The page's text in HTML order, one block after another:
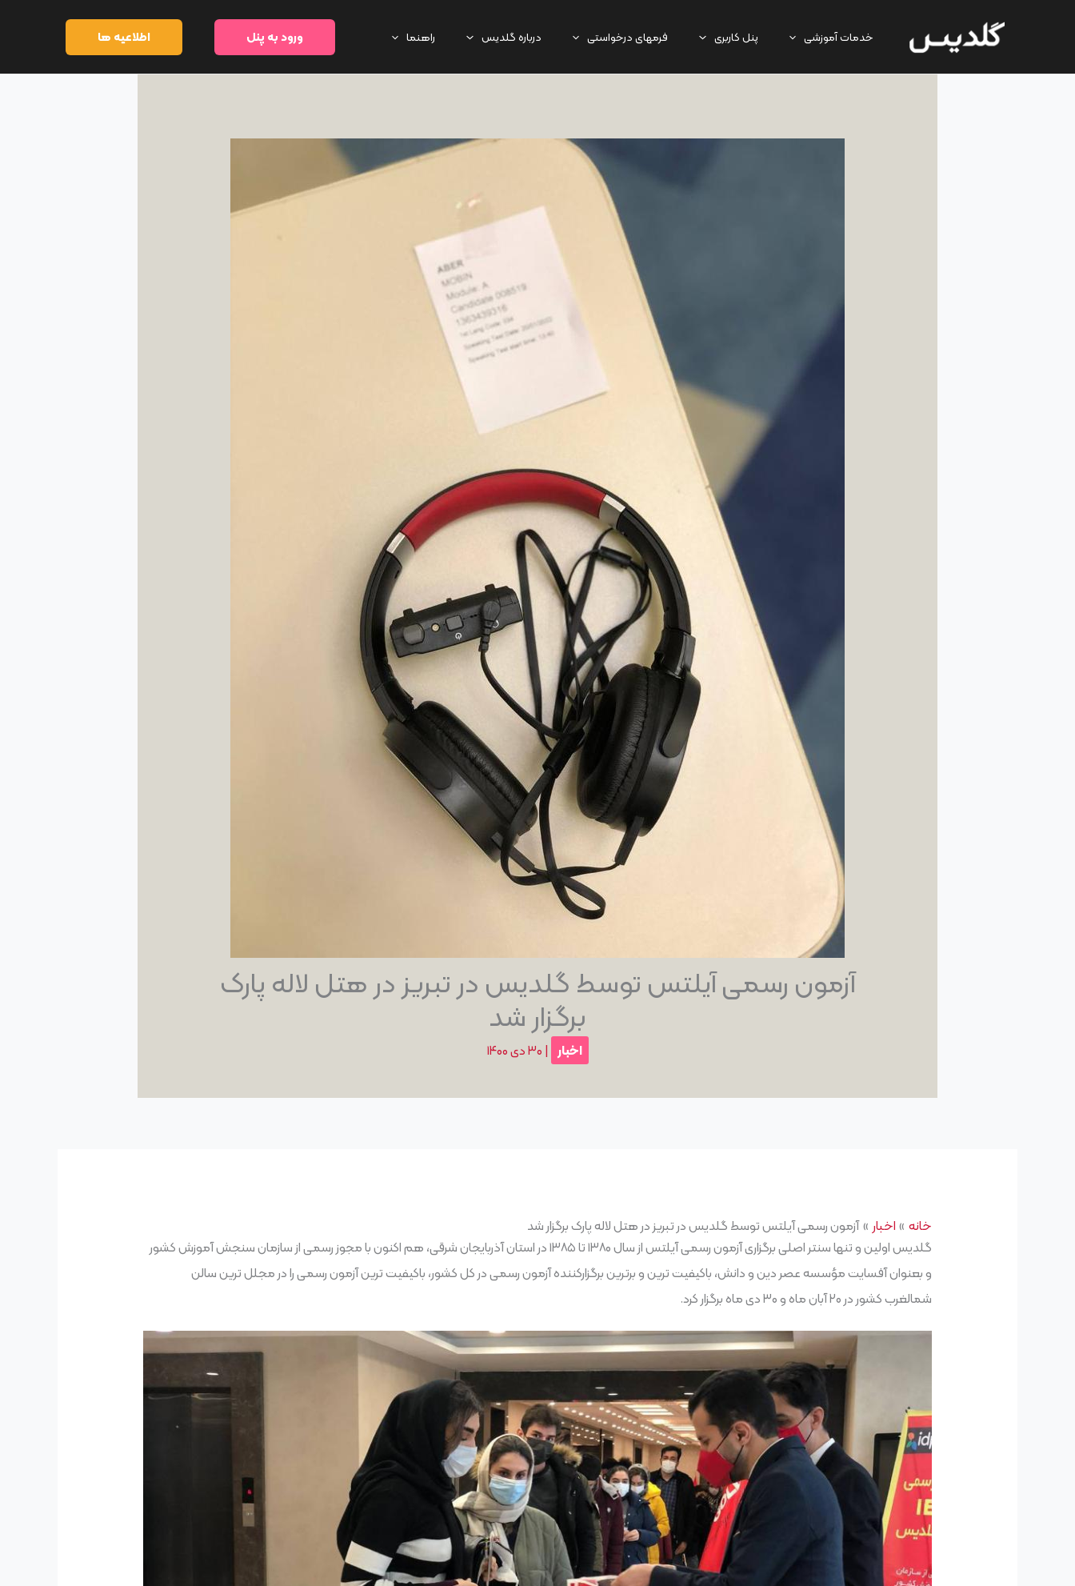
خدمات آموزشی پنل کاربری فرمهای درخواستی درباره گلدیس راهنما ورود به پنل اطلاعیه ها
آزمون رسمی آیلتس توسط گلدیس در تبریز در هتل لاله پارک
برگزار شد
اخبار |۳۰ دی ۱۴۰۰
خانه اخبار
آزمون رسمی آیلتس توسط گلدیس در تبریز در هتل لاله پارک برگزار شد
گلدیس اولین و تنها سنتر اصلی برگزاری آزمون رسمی آیلتس از سال ۱۳۸۰ تا ۱۳۸۵ در استان آذربایجان شرقی، هم اکنون با مجوز رسمی از سازمان سنجش آموزش کشور
و بعنوان آفسایت مؤسسه عصر دین و دانش، باکیفیت ترین و برترین برگزارکننده آزمون رسمی در کل کشور، باکیفیت ترین آزمون رسمی را در مجلل ترین سالن
شمالغرب کشور در ۲۰ آبان ماه و ۳۰ دی ماه برگزار کرد.